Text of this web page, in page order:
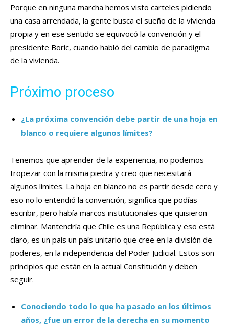
Porque en ninguna marcha hemos visto carteles pidiendo
una casa arrendada, la gente busca el sueño de la vivienda
propia y en ese sentido se equivocó la convención y el
presidente Boric, cuando habló del cambio de paradigma
de la vivienda.
Próximo proceso
¿La próxima convención debe partir de una hoja en
blanco o requiere algunos límites?
Tenemos que aprender de la experiencia, no podemos
tropezar con la misma piedra y creo que necesitará
algunos límites. La hoja en blanco no es partir desde cero y
eso no lo entendió la convención, significa que podías
escribir, pero había marcos institucionales que quisieron
eliminar. Mantendría que Chile es una República y eso está
claro, es un país un país unitario que cree en la división de
poderes, en la independencia del Poder Judicial. Estos son
principios que están en la actual Constitución y deben
seguir.
Conociendo todo lo que ha pasado en los últimos
años, ¿fue un error de la derecha en su momento